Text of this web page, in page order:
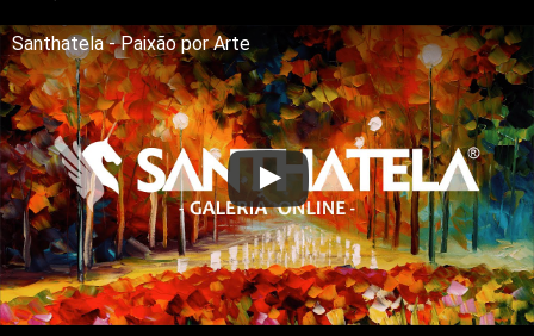
Santhatela - Paixão por Arte